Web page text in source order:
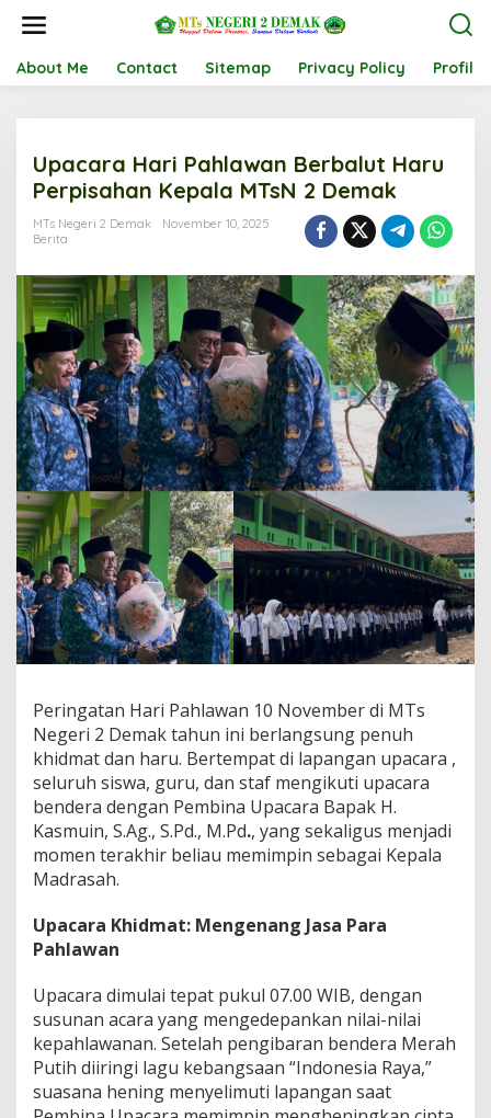
t
About Me Contact Sitemap Privacy Policy Profil
Upacara Hari Pahlawan Berbalut Haru
Perpisahan Kepala MTsN 2 Demak
MTs Negeri 2 Demak
November 10, 2025
Berita
Peringatan Hari Pahlawan 10 November di MTs
Negeri 2 Demak tahun ini berlangsung penuh
khidmat dan haru. Bertempat di lapangan upacara ,
seluruh siswa, guru, dan staf mengikuti upacara
bendera dengan Pembina Upacara Bapak H.
Kasmuin, S.Ag., S.Pd., M.Pd., yang sekaligus menjadi
momen terakhir beliau memimpin sebagai Kepala
Madrasah.
Upacara Khidmat: Mengenang Jasa Para
Pahlawan
Upacara dimulai tepat pukul 07.00 WIB, dengan
susunan acara yang mengedepankan nilai-nilai
kepahlawanan. Setelah pengibaran bendera Merah
Putih diiringi lagu kebangsaan “Indonesia Raya,”
suasana hening menyelimuti lapangan saat